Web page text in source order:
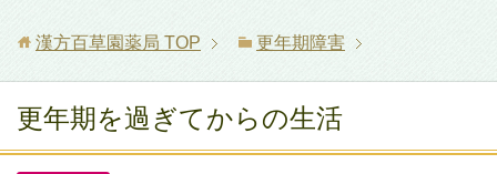
漢方百草園薬局 TOP 更年期障害
更年期を過ぎてからの生活